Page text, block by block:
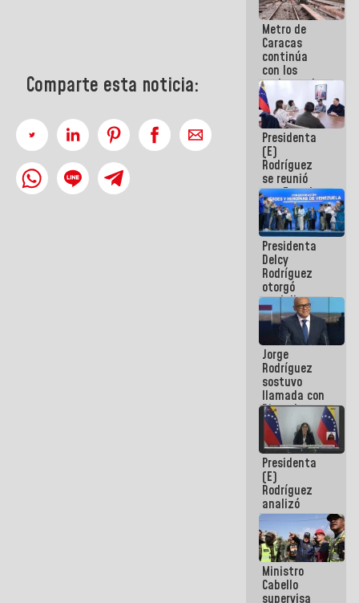
Comparte esta noticia:
Metro de
Caracas
continúa
con los
trabajos de
mantenimiento
e inspección
en la Línea 2
Presidenta
(E)
Rodríguez
se reunió
con Estado
Mayor
Eléctrico
para
abordar
planes de
acción
Presidenta
Delcy
Rodríguez
otorgó
medalla
"Héroe de
Venezuela"
a servidores
públicos
Jorge
Rodríguez
sostuvo
llamada con
Dinorah
Figuera y
acuerdan
primer
encuentro
presencial
para el
diálogo
Presidenta
(E)
Rodríguez
analizó
junto a
gobernadores
planes de
recuperación
del Sistema
Eléctrico
Ministro
Cabello
supervisa